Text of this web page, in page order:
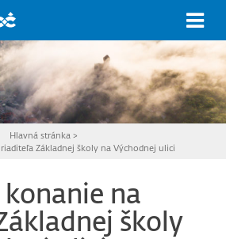
Hlavná stránka >
Základnej školy na Východnej ulici
na
školy